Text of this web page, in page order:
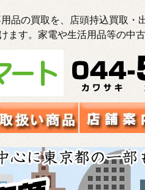
品の買取を、店頭持込買取・
す。家電や生活用品等の中